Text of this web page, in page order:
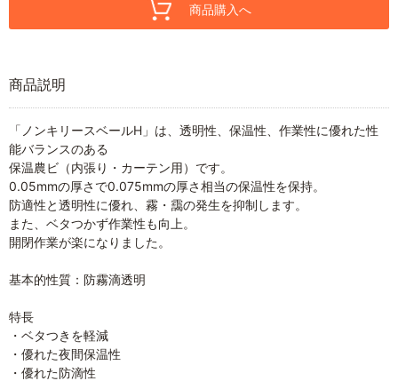
商品購入へ
商品説明
「ノンキリースベールH」は、透明性、保温性、作業性に優れた性
能バランスのある
保温農ビ（内張り・カーテン用）です。
0.05mmの厚さで0.075mmの厚さ相当の保温性を保持。
防適性と透明性に優れ、霧・靄の発生を抑制します。
また、ベタつかず作業性も向上。
開閉作業が楽になりました。
基本的性質：防霧滴透明
特長
・ベタつきを軽減
・優れた夜間保温性
・優れた防滴性